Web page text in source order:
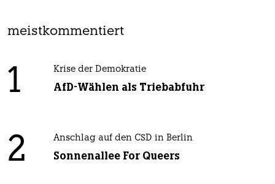
meistkommentiert
1 Krise der Demokratie
AfD-Wählen als Triebabfuhr
2 Anschlag auf den CSD in Berlin
Sonnenallee For Queers